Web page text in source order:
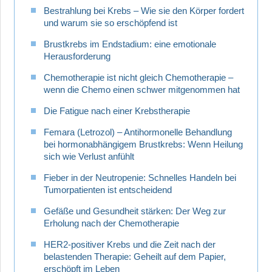
Bestrahlung bei Krebs – Wie sie den Körper fordert
und warum sie so erschöpfend ist
Brustkrebs im Endstadium: eine emotionale
Herausforderung
Chemotherapie ist nicht gleich Chemotherapie –
wenn die Chemo einen schwer mitgenommen hat
Die Fatigue nach einer Krebstherapie
Femara (Letrozol) – Antihormonelle Behandlung
bei hormonabhängigem Brustkrebs: Wenn Heilung
sich wie Verlust anfühlt
Fieber in der Neutropenie: Schnelles Handeln bei
Tumorpatienten ist entscheidend
Gefäße und Gesundheit stärken: Der Weg zur
Erholung nach der Chemotherapie
HER2-positiver Krebs und die Zeit nach der
belastenden Therapie: Geheilt auf dem Papier,
erschöpft im Leben